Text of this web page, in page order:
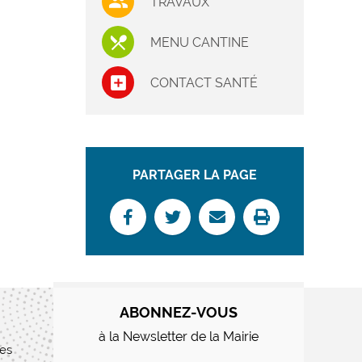
MENU CANTINE
CONTACT SANTÉ
PARTAGER LA PAGE
ABONNEZ-VOUS
à la Newsletter de la Mairie